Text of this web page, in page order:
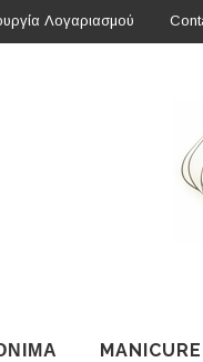
Λογαριασμού